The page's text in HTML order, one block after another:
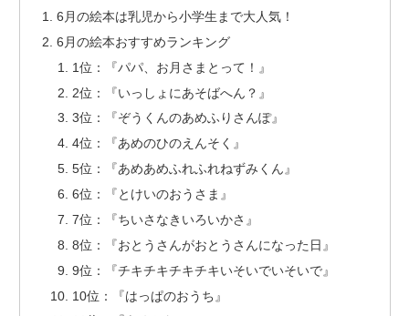
6月の絵本は乳児から小学生まで大人気！
6月の絵本おすすめランキング
1位：『パパ、お月さまとって！』
2位：『いっしょにあそばへん？』
3位：『ぞうくんのあめふりさんぽ』
4位：『あめのひのえんそく』
5位：『あめあめふれふれねずみくん』
6位：『とけいのおうさま』
7位：『ちいさなきいろいかさ』
8位：『おとうさんがおとうさんになった日』
9位：『チキチキチキチキいそいでいそいで』
10位：『はっぱのおうち』